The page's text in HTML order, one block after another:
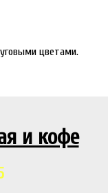
цветами.
и кофе